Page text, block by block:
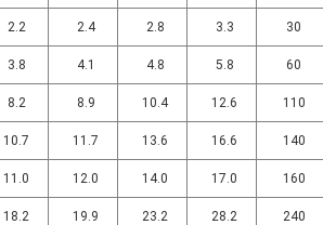
2.2 2.4 2.8 3.3 30
3.8 4.1 4.8 5.8 60
8.2 8.9 10.4 12.6 110
10.7 11.7 13.6 16.6 140
11.0 12.0 14.0 17.0 160
18.2 19.9 23.2 28.2 240